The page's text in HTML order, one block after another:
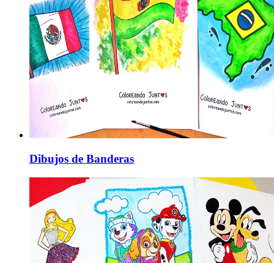
Dibujos de Banderas